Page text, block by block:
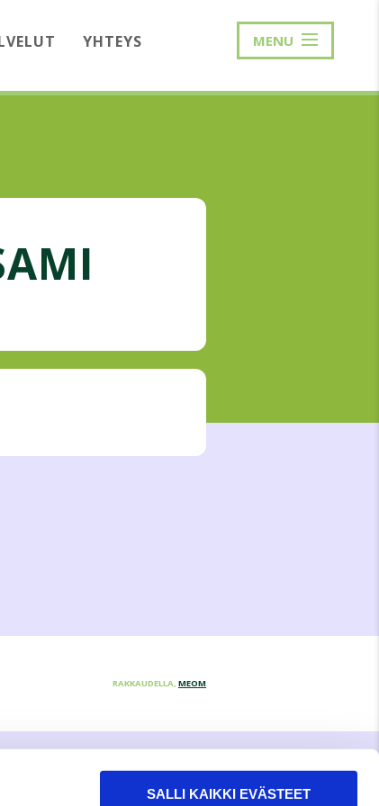
SALLI KAIKKI EVÄSTEET
YHTEYS MENU
RAKKAUDELLA, MEOM